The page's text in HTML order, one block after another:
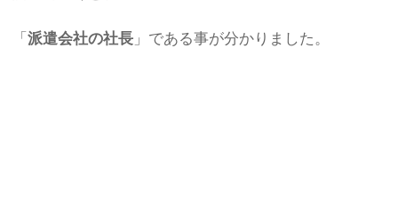
「派遣会社の社長 」である事が分かりました。